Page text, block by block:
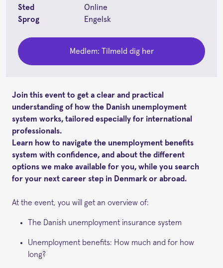
Sted
Online
Sprog
Engelsk
Medlem: Tilmeld dig her
Join this event to get a clear and practical
understanding of how the Danish unemployment
system works, tailored especially for international
professionals.
Learn how to navigate the unemployment benefits
system with confidence, and about the different
options we make available for you, while you search
for your next career step in Denmark or abroad.
At the event, you will get an overview of:
The Danish unemployment insurance system
Unemployment benefits: How much and for how
long?